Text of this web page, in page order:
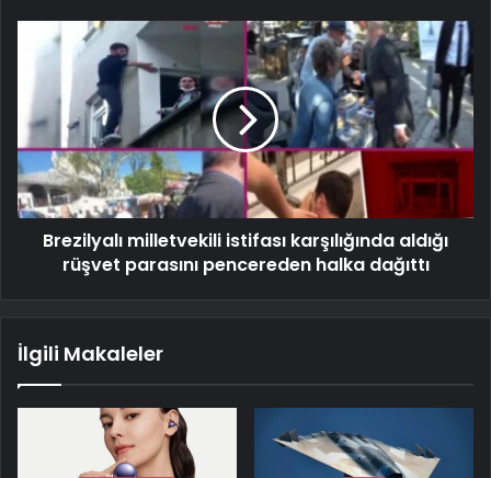
Brezilyalı milletvekili istifası karşılığında aldığı
rüşvet parasını pencereden halka dağıttı
İlgili Makaleler